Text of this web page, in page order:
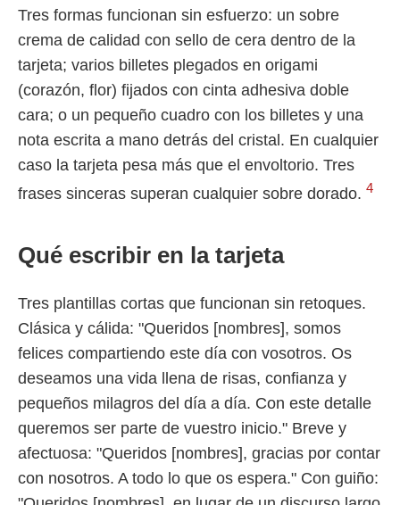
Tres formas funcionan sin esfuerzo: un sobre
crema de calidad con sello de cera dentro de la
tarjeta; varios billetes plegados en origami
(corazón, flor) fijados con cinta adhesiva doble
cara; o un pequeño cuadro con los billetes y una
nota escrita a mano detrás del cristal. En cualquier
caso la tarjeta pesa más que el envoltorio. Tres
frases sinceras superan cualquier sobre dorado. 4
Qué escribir en la tarjeta
Tres plantillas cortas que funcionan sin retoques.
Clásica y cálida: "Queridos [nombres], somos
felices compartiendo este día con vosotros. Os
deseamos una vida llena de risas, confianza y
pequeños milagros del día a día. Con este detalle
queremos ser parte de vuestro inicio." Breve y
afectuosa: "Queridos [nombres], gracias por contar
con nosotros. A todo lo que os espera." Con guiño: